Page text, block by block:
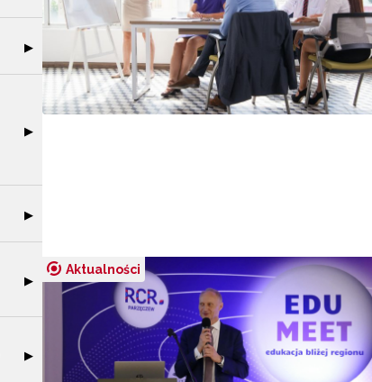
Rozwiń sekcję "Pilotażowe wdrożenie modułowych e-
▶
Rozwiń sekcję "Rozwój kompetencji dydaktycznych
▶
Rozwiń sekcję "Rządowy program „Przyjazna szkoła”"
▶
Rozwiń sekcję "Utworzenie i upowszechnienie portalu
▶
Rozwiń sekcję "Zindywidualizowane i spersonalizowane
▶
Aktualności